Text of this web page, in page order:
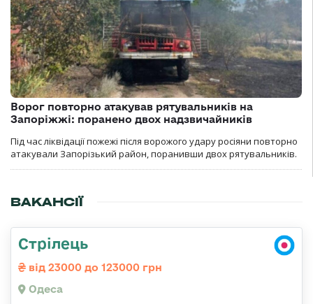
Ворог повторно атакував рятувальників на
Запоріжжі: поранено двох надзвичайників
Під час ліквідації пожежі після ворожого удару росіяни повторно
атакували Запорізький район, поранивши двох рятувальників.
ВАКАНСІЇ
Стрілець
від 23000 до 123000 грн
Одеса